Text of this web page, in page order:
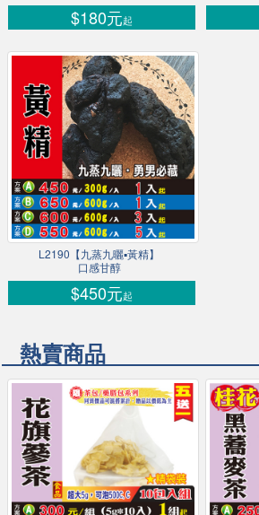
$180元起
L2190【九蒸九曬▪黃精】
口感甘醇
$450元起
熱賣商品